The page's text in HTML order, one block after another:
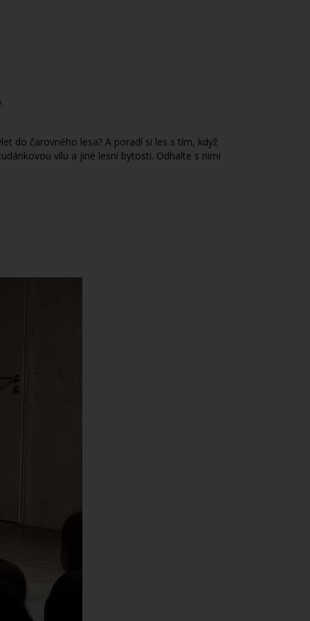
do čarovného lesa? A poradí si les s tím, když
vílu a jiné lesní bytosti. Odhalte s nimi